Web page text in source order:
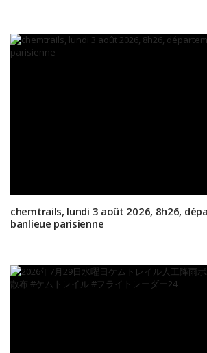
chemtrails, lundi 3 août 2026, 8h26,
banlieue parisienne